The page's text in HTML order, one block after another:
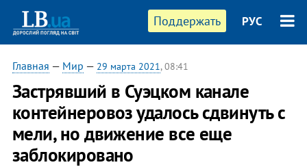
Поддержать РУС
Главная — Мир — 29 марта 2021, 08:41
Застрявший в Суэцком канале
контейнеровоз удалось сдвинуть с
мели, но движение все еще
заблокировано